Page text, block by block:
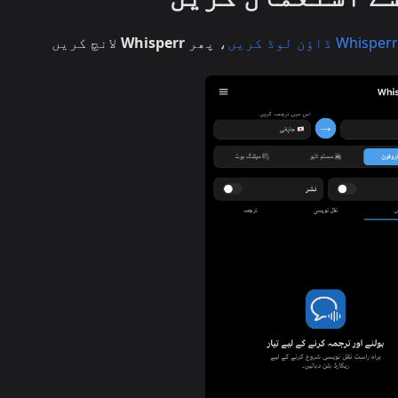
، پھر Whisperr لانچ کریں